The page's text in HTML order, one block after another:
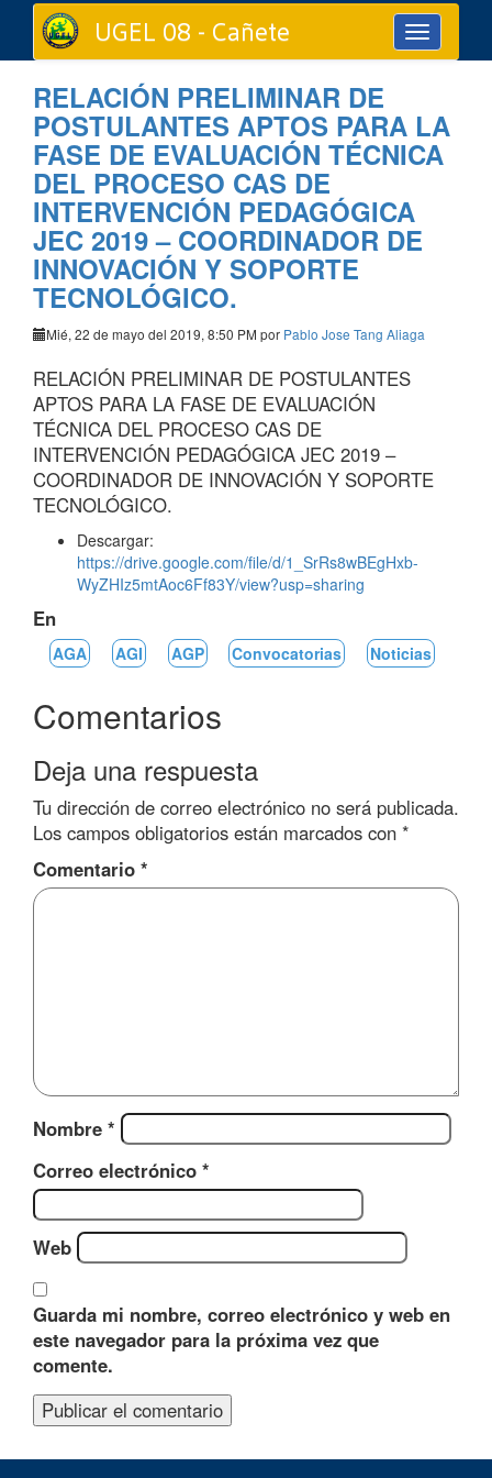
Toggle
navigation
UGEL 08 - Cañete
RELACIÓN PRELIMINAR DE
POSTULANTES APTOS PARA LA
FASE DE EVALUACIÓN TÉCNICA
DEL PROCESO CAS DE
INTERVENCIÓN PEDAGÓGICA
JEC 2019 – COORDINADOR DE
INNOVACIÓN Y SOPORTE
TECNOLÓGICO.
Mié, 22 de mayo del 2019, 8:50 PM por Pablo Jose Tang Aliaga
RELACIÓN PRELIMINAR DE POSTULANTES
APTOS PARA LA FASE DE EVALUACIÓN
TÉCNICA DEL PROCESO CAS DE
INTERVENCIÓN PEDAGÓGICA JEC 2019 –
COORDINADOR DE INNOVACIÓN Y SOPORTE
TECNOLÓGICO.
Descargar:
https://drive.google.com/file/d/1_SrRs8wBEgHxb-
WyZHIz5mtAoc6Ff83Y/view?usp=sharing
En
AGA AGI AGP Convocatorias Noticias
Comentarios
Deja una respuesta
Tu dirección de correo electrónico no será publicada.
Los campos obligatorios están marcados con *
Comentario *
Nombre *
Correo electrónico *
Web
Guarda mi nombre, correo electrónico y web en
este navegador para la próxima vez que
comente.